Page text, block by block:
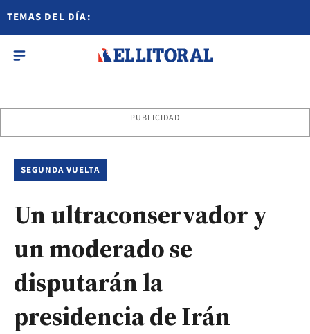
TEMAS DEL DÍA:
PUBLICIDAD
SEGUNDA VUELTA
Un ultraconservador y
un moderado se
disputarán la
presidencia de Irán